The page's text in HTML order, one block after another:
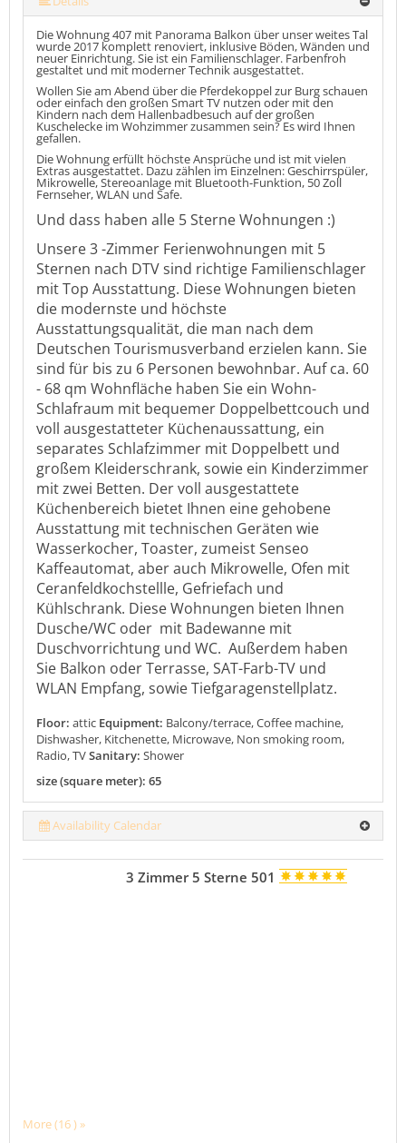
Die Wohnung 407 mit Panorama Balkon über unser weites Tal
wurde 2017 komplett renoviert, inklusive Böden, Wänden und
neuer Einrichtung. Sie ist ein Familienschlager. Farbenfroh
gestaltet und mit moderner Technik ausgestattet.
Wollen Sie am Abend über die Pferdekoppel zur Burg schauen
oder einfach den großen Smart TV nutzen oder mit den
Kindern nach dem Hallenbadbesuch auf der großen
Kuschelecke im Wohzimmer zusammen sein? Es wird Ihnen
gefallen.
Die Wohnung erfüllt höchste Ansprüche und ist mit vielen
Extras ausgestattet. Dazu zählen im Einzelnen: Geschirrspüler,
Mikrowelle, Stereoanlage mit Bluetooth-Funktion, 50 Zoll
Fernseher, WLAN und Safe.
Und dass haben alle 5 Sterne Wohnungen :)
Unsere 3 -Zimmer Ferienwohnungen mit 5
Sternen nach DTV sind richtige Familienschlager
mit Top Ausstattung. Diese Wohnungen bieten
die modernste und höchste
Ausstattungsqualität, die man nach dem
Deutschen Tourismusverband erzielen kann. Sie
sind für bis zu 6 Personen bewohnbar. Auf ca. 60
- 68 qm Wohnfläche haben Sie ein Wohn-
Schlafraum mit bequemer Doppelbettcouch und
voll ausgestatteter Küchenaussattung, ein
separates Schlafzimmer mit Doppelbett und
großem Kleiderschrank, sowie ein Kinderzimmer
mit zwei Betten. Der voll ausgestattete
Küchenbereich bietet Ihnen eine gehobene
Ausstattung mit technischen Geräten wie
Wasserkocher, Toaster, zumeist Senseo
Kaffeautomat, aber auch Mikrowelle, Ofen mit
Ceranfeldkochstellle, Gefriefach und
Kühlschrank. Diese Wohnungen bieten Ihnen
Dusche/WC oder mit Badewanne mit
Duschvorrichtung und WC. Außerdem haben
Sie Balkon oder Terrasse, SAT-Farb-TV und
WLAN Empfang, sowie Tiefgaragenstellplatz.
Floor: attic Equipment: Balcony/terrace, Coffee machine,
Dishwasher, Kitchenette, Microwave, Non smoking room,
Radio, TVSanitary: Shower
size (square meter): 65
Availability Calendar
More (16 ) »
3 Zimmer 5 Sterne 501